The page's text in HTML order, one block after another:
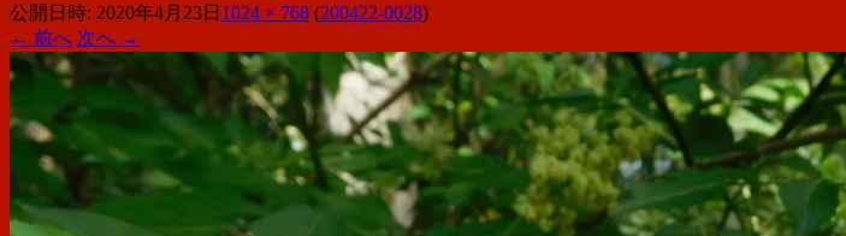
公開日時: 2020年4月23日 1024 × 768 (200422-0028)
← 前へ 次へ →